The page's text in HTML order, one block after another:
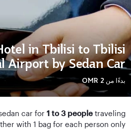
in Tbilisi to Tbilisi
Airport by Sedan Car
بدءًا منOMR 2
car for 1 to 3 peopletraveling
with 1 bag for each person only.